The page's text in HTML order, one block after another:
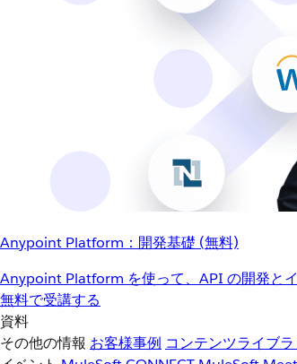
Anypoint Platform：開発基礎 (無料)
Anypoint Platform を使って、API の開発と
無料で受講する
資料
その他の情報 お客様事例 コンテンツライブラ